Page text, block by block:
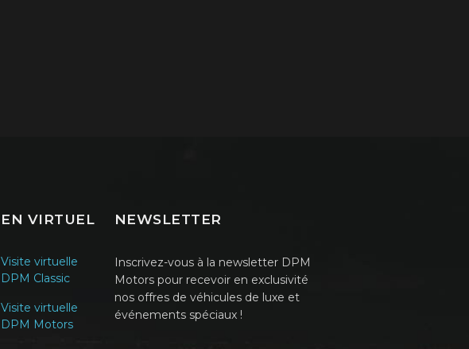
EN VIRTUEL
Visite virtuelle
DPM Classic
Visite virtuelle
DPM Motors
NEWSLETTER
Inscrivez-vous à la newsletter DPM
Motors pour recevoir en exclusivité
nos offres de véhicules de luxe et
événements spéciaux !